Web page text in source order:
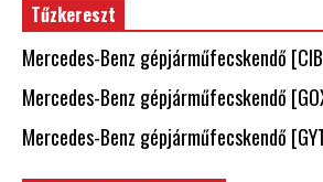
Tűzkereszt
Mercedes-Benz gépjárműfecskendő
Mercedes-Benz gépjárműfecskendő
Mercedes-Benz gépjárműfecskendő